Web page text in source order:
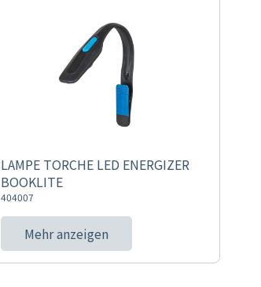
LAMPE TORCHE LED ENERGIZER
BOOKLITE
404007
Mehr anzeigen